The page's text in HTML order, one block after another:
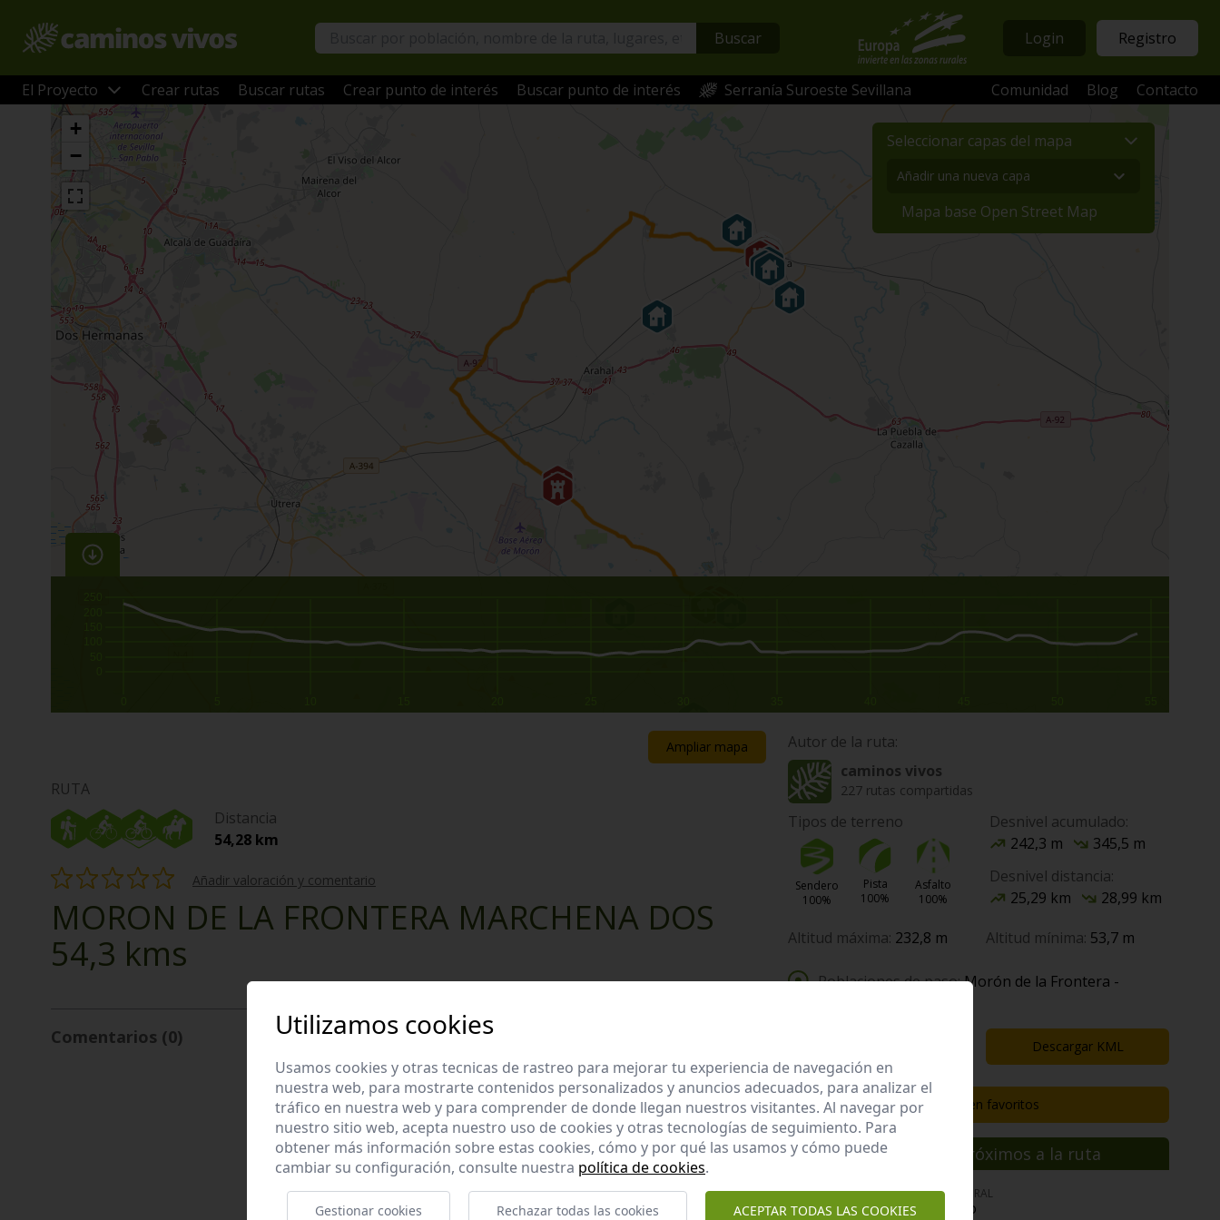
Buscar Login Registro
El Proyecto Crear rutas Buscar rutas Crear punto de interés Buscar punto de interés Serranía Suroeste Sevillana Comunidad Blog Contacto
Seleccionar capas del mapa
Mapa base Open Street Map
+
−
Ampliar mapa
RUTA
Distancia
54,28 km
Añadir valoración y comentario
MORON DE LA FRONTERA MARCHENA DOS
54,3 kms
Comentarios (0)
Enviar valoración y comentario
Autor de la ruta:
caminos vivos
227 rutas compartidas
Tipos de terreno
Sendero
100%
Pista
100%
Asfalto
100%
Desnivel acumulado:
242,3 m
345,5 m
Desnivel distancia:
25,29 km
28,99 km
Altitud máxima: 232,8 m Altitud mínima: 53,7 m
Poblaciones de paso:Morón de la Frontera -
Descargar KML
Guardar en favoritos
Enclaves de interés próximos a la ruta
ENCLAVE DE INTERÉS CULTURAL
Iglesia de san ignacio
Utilizamos cookies
Usamos cookies y otras tecnicas de rastreo para mejorar tu experiencia de navegación en
nuestra web, para mostrarte contenidos personalizados y anuncios adecuados, para analizar el
tráfico en nuestra web y para comprender de donde llegan nuestros visitantes. Al navegar por
nuestro sitio web, acepta nuestro uso de cookies y otras tecnologías de seguimiento. Para
obtener más información sobre estas cookies, cómo y por qué las usamos y cómo puede
cambiar su configuración, consulte nuestra política de cookies.
Gestionar cookies Rechazar todas las cookies ACEPTAR TODAS LAS COOKIES